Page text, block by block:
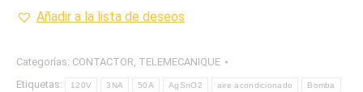
MARCA
Añadir a la lista de deseos
Categorías: CONTACTOR, TELEMECANIQUE
Etiquetas:
120V 3NA 50A AgSnO2 aire acondicionado Bomba